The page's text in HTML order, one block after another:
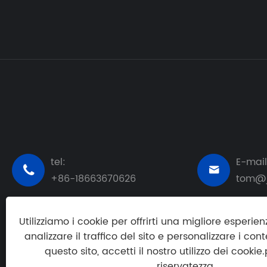

tel:
+86-18663670626

E-
Utilizziamo i cookie per offrirti una migliore
analizzare il traffico del sito e personalizzare i
questo sito, accetti il ​​nostro utilizzo dei cookie.